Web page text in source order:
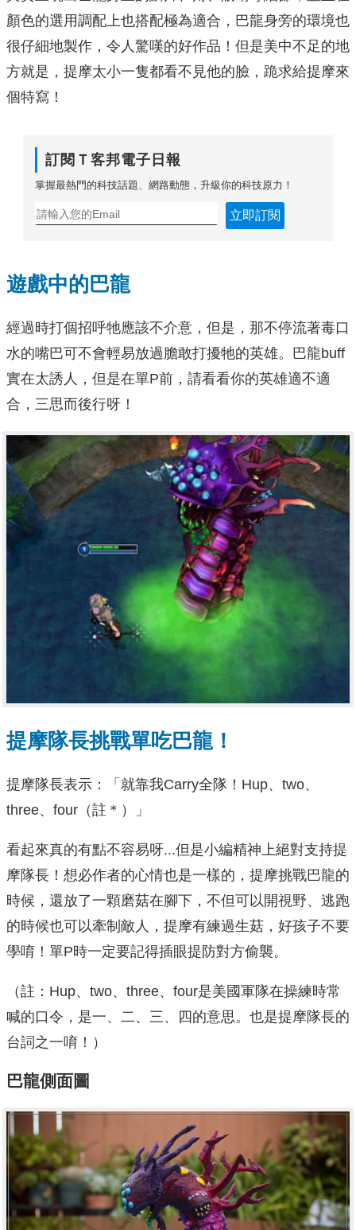
顏色的選用調配上也搭配極為適合，巴龍身旁的環境也
很仔細地製作，令人驚嘆的好作品！但是美中不足的地
方就是，提摩太小一隻都看不見他的臉，跪求給提摩來
個特寫！
訂閱Ｔ客邦電子日報
掌握最熱門的科技話題、網路動態，升級你的科技原力！
立即訂閱
遊戲中的巴龍
經過時打個招呼牠應該不介意，但是，那不停流著毒口
水的嘴巴可不會輕易放過膽敢打擾牠的英雄。巴龍buff
實在太誘人，但是在單P前，請看看你的英雄適不適
合，三思而後行呀！
提摩隊長挑戰單吃巴龍！
提摩隊長表示：「就靠我Carry全隊！Hup、two、
three、four（註＊）」
看起來真的有點不容易呀...但是小編精神上絕對支持提
摩隊長！想必作者的心情也是一樣的，提摩挑戰巴龍的
時候，還放了一顆磨菇在腳下，不但可以開視野、逃跑
的時候也可以牽制敵人，提摩有練過生菇，好孩子不要
學唷！單P時一定要記得插眼提防對方偷襲。
（註：Hup、two、three、four是美國軍隊在操練時常
喊的口令，是一、二、三、四的意思。也是提摩隊長的
台詞之一唷！）
巴龍側面圖